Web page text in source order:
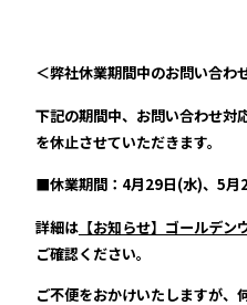
＜弊社休業期間中のお問い合わ
下記の期間中、お問い合わせ対
を休止させていただきます。
■休業期間：4月29日(水)、5月
詳細は【お知らせ】ゴールデン
ご確認ください。
ご不便をおかけいたしますが、